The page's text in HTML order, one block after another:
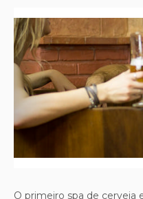
Previous
O primeiro spa de cerveja